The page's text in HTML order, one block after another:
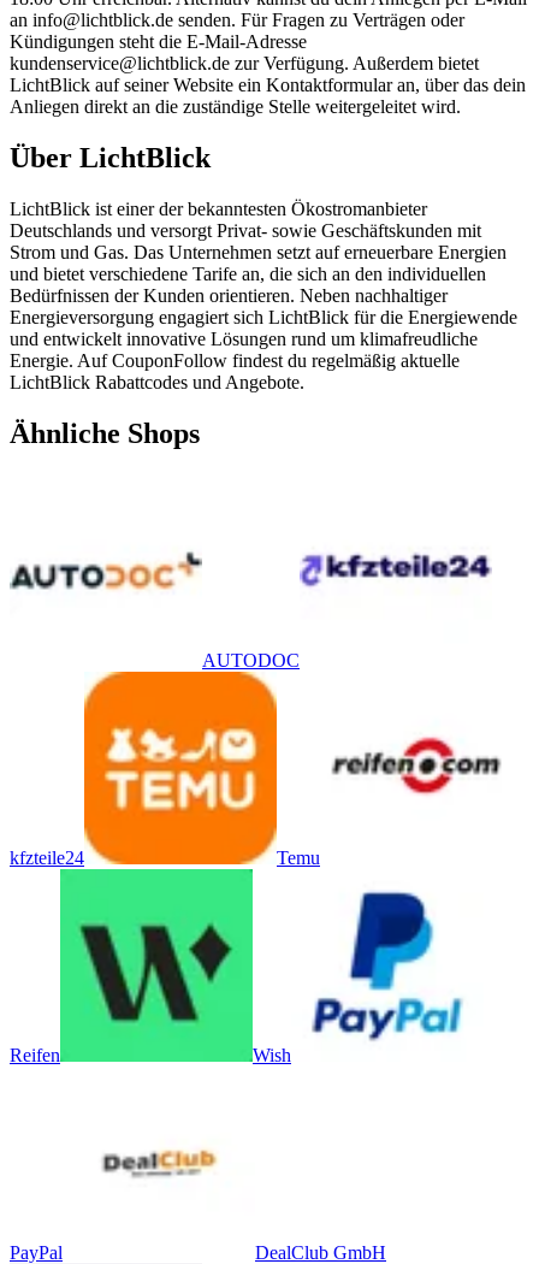
an info@lichtblick.de senden. Für Fragen zu Verträgen oder
Kündigungen steht die E-Mail-Adresse
kundenservice@lichtblick.de zur Verfügung. Außerdem bietet
LichtBlick auf seiner Website ein Kontaktformular an, über das dein
Anliegen direkt an die zuständige Stelle weitergeleitet wird.
Über LichtBlick
LichtBlick ist einer der bekanntesten Ökostromanbieter
Deutschlands und versorgt Privat- sowie Geschäftskunden mit
Strom und Gas. Das Unternehmen setzt auf erneuerbare Energien
und bietet verschiedene Tarife an, die sich an den individuellen
Bedürfnissen der Kunden orientieren. Neben nachhaltiger
Energieversorgung engagiert sich LichtBlick für die Energiewende
und entwickelt innovative Lösungen rund um klimafreudliche
Energie. Auf CouponFollow findest du regelmäßig aktuelle
LichtBlick Rabattcodes und Angebote.
Ähnliche Shops
AUTODOC
kfzteile24 Temu
Reifen Wish
PayPal DealClub GmbH